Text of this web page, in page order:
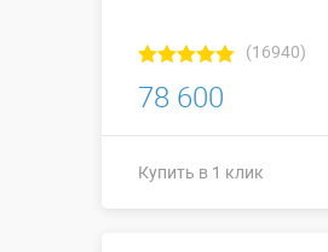
(16940)
78 600
Купить в 1 клик